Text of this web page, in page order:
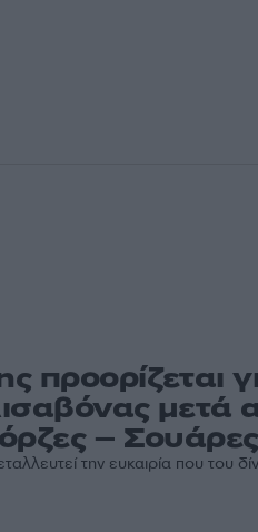
προορίζεται
μετά
– Σουάρες
την ευκαιρία που του